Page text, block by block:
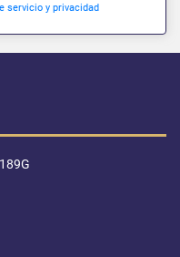
servicio y privacidad